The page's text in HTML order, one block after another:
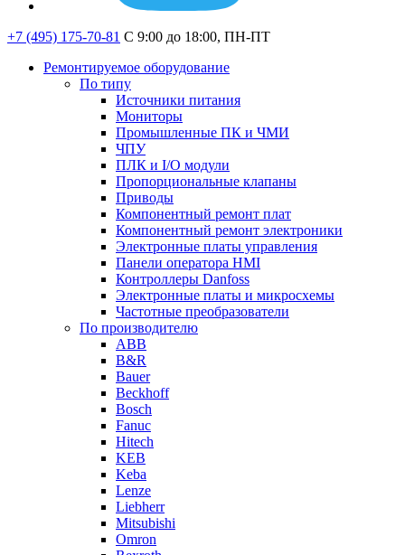
+7 (495) 175-70-81 C 9:00 до 18:00, ПН-ПТ
Ремонтируемое оборудование
По типу
Источники питания
Мониторы
Промышленные ПК и ЧМИ
ЧПУ
ПЛК и I/O модули
Пропорциональные клапаны
Приводы
Компонентный ремонт плат
Компонентный ремонт электроники
Электронные платы управления
Панели оператора HMI
Контроллеры Danfoss
Электронные платы и микросхемы
Частотные преобразователи
По производителю
ABB
B&R
Bauer
Beckhoff
Bosch
Fanuc
Hitech
KEB
Keba
Lenze
Liebherr
Mitsubishi
Omron